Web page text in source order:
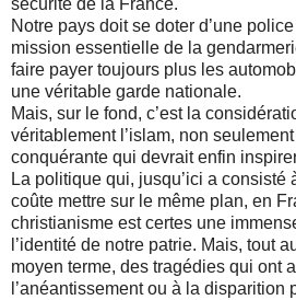
sécurité de la France.
Notre pays doit se doter d’une
mission essentielle de la
faire payer toujours plus les
une véritable garde nationale.
Mais, sur le fond, c’est la
véritablement l’islam, non
conquérante qui devrait enfin
La politique qui, jusqu’ici a consisté
coûte mettre sur le même plan, en
christianisme est certes une
l’identité de notre patrie. Mais, tout
moyen terme, des tragédies qui ont
l’anéantissement ou à la